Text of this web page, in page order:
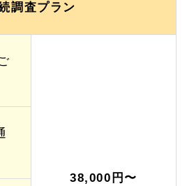
調査プラン
38,000円〜